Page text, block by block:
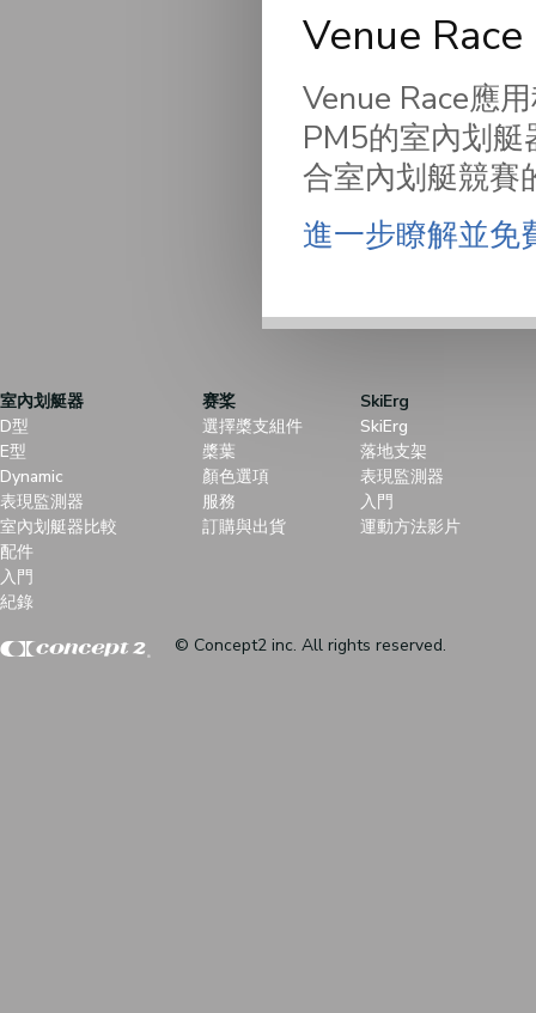
Venue Race
Venue Race應
PM5的室內划
合室內划艇競賽
進一步瞭解並免
室內划艇器
D型
E型
Dynamic
表現監測器
室內划艇器比較
配件
入門
紀錄
赛桨
選擇槳支組件
槳葉
顏色選項
服務
訂購與出貨
SkiErg
SkiErg
落地支架
表現監測器
入門
運動方法影片
© Concept2 inc. All rights reserved.